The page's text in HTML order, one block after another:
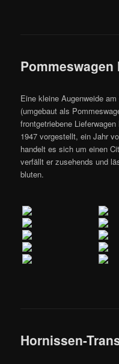
Pommeswagen
Eine kleine Augenweide
(umgebaut als
frontgetriebene
1947 vorgestellt, ein Jahr
handelt es sich um einen
verfällt er zusehends und
bluten.
Hornissen-